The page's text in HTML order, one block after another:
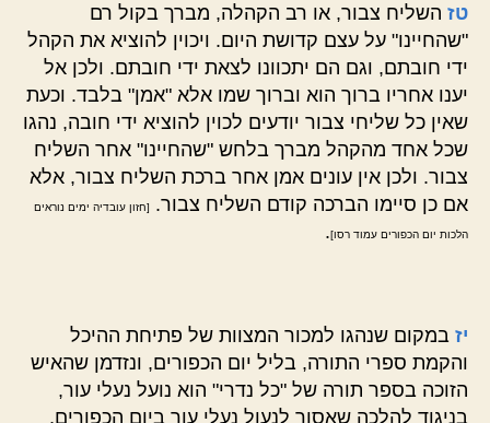
טז השליח צבור, או רב הקהלה, מברך בקול רם
"שהחיינו" על עצם קדושת היום. ויכוין להוציא את הקהל
ידי חובתם, וגם הם יתכוונו לצאת ידי חובתם. ולכן אל
יענו אחריו ברוך הוא וברוך שמו אלא "אמן" בלבד. וכעת
שאין כל שליחי צבור יודעים לכוין להוציא ידי חובה, נהגו
שכל אחד מהקהל מברך בלחש "שהחיינו" אחר השליח
צבור. ולכן אין עונים אמן אחר ברכת השליח צבור, אלא
אם כן סיימו הברכה קודם השליח צבור.
[חזון עובדיה ימים נוראים
הלכות יום הכפורים עמוד רסו].
יז במקום שנהגו למכור המצוות של פתיחת ההיכל
והקמת ספרי התורה, בליל יום הכפורים, ונזדמן שהאיש
הזוכה בספר תורה של "כל נדרי" הוא נועל נעלי עור,
בניגוד להלכה שאסור לנעול נעלי עור ביום הכפורים,